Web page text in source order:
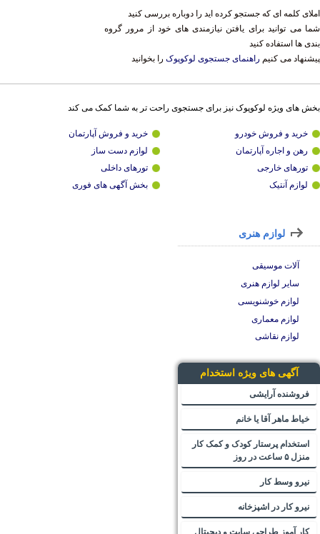
املای کلمه ای که جستجو کرده اید را دوباره بررسی کنید
شما می توانید برای یافتن نیازمندی های خود از مرور گروه
بندی ها استفاده کنید
پیشنهاد می کنیم راهنمای جستجوی لوکوپوک را بخوانید
بخش های ویژه لوکوپوک نیز برای جستجوی راحت تر به شما کمک می کند
خرید و فروش خودرو
خرید و فروش آپارتمان
رهن و اجاره آپارتمان
لوازم دست ساز
تورهای خارجی
تورهای داخلی
لوازم آنتیک
بخش آگهی های فوری
لوازم هنری
آلات موسیقی
سایر لوازم هنری
لوازم خوشنویسی
لوازم معماری
لوازم نقاشی
آگهی های ویژه استخدام
فروشنده آرایشی
خیاط ماهر آقا یا خانم
استخدام پرستار کودک و کمک کار
منزل ۵ ساعت در روز
نیرو وسط کار
نیرو کار در اشپزخانه
کار آموز طراحی سایت و دیجیتال